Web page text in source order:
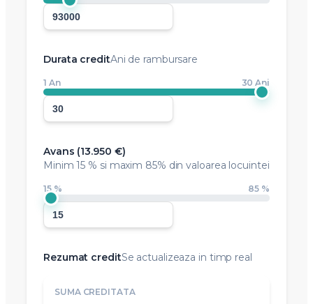
Durata creditAni de rambursare
1 An 30 Ani
Avans (13.950 €)
Minim15 % si maxim 85% din valoarea locuintei
15 % 85 %
Rezumat creditSe actualizeaza in timp real
SUMA CREDITATA